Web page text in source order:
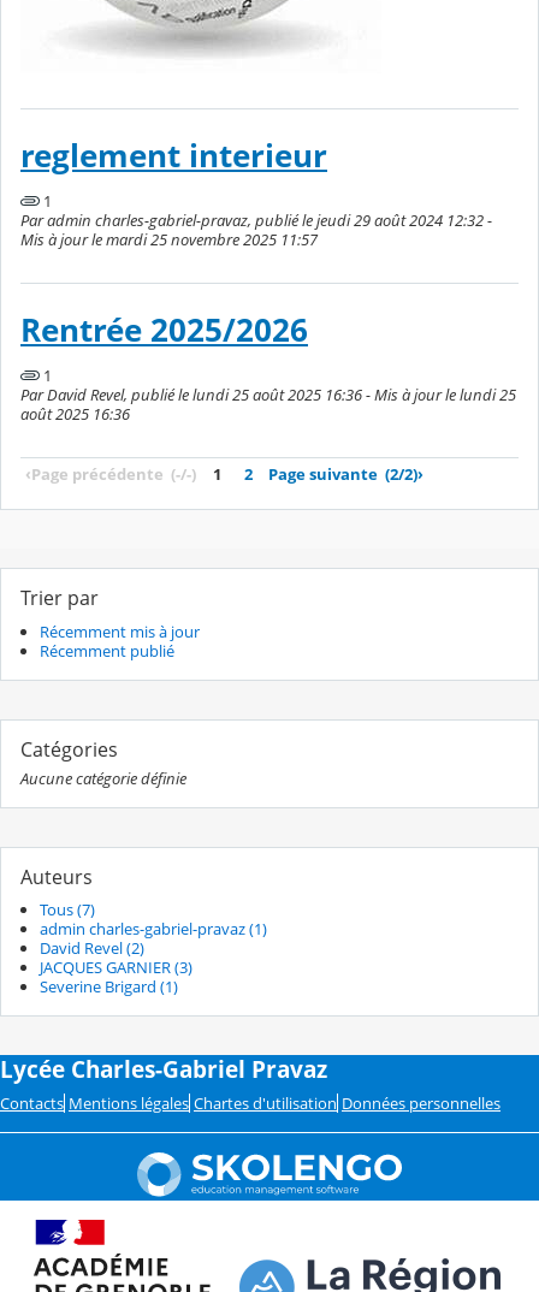
reglement interieur
1
Par admin charles-gabriel-pravaz, publié le jeudi 29 août 2024 12:32 -
Mis à jour le mardi 25 novembre 2025 11:57
Rentrée 2025/2026
1
Par David Revel, publié le lundi 25 août 2025 16:36 - Mis à jour le lundi 25
août 2025 16:36
‹Page précédente (-/-) 1 2 Page suivante (2/2)›
Trier par
Récemment mis à jour
Récemment publié
Catégories
Aucune catégorie définie
Auteurs
Tous (7)
admin charles-gabriel-pravaz (1)
David Revel (2)
JACQUES GARNIER (3)
Severine Brigard (1)
Lycée Charles-Gabriel Pravaz
Contacts Mentions légales Chartes d'utilisation Données personnelles